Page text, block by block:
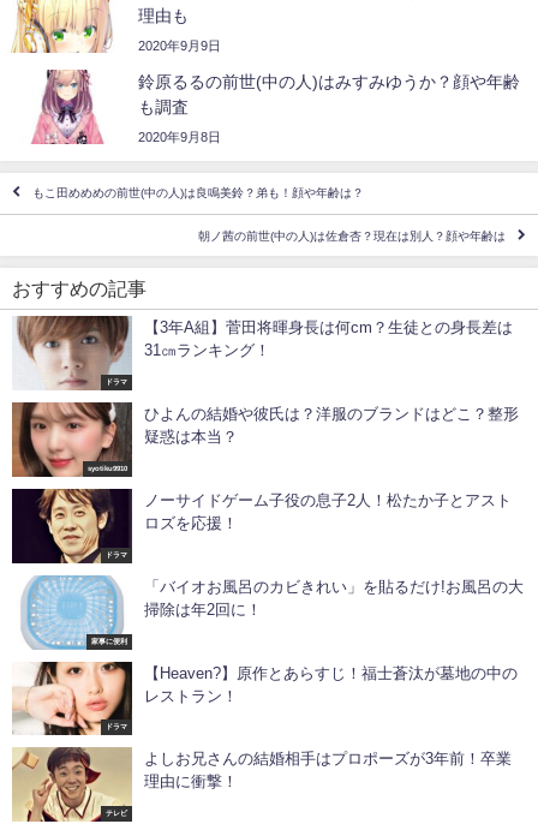
理由も
2020年9月9日
鈴原るるの前世(中の人)はみすみゆうか？顔や年齢
も調査
2020年9月8日
もこ田めめめの前世(中の人)は良鳴美鈴？弟も！顔や年齢は？
朝ノ茜の前世(中の人)は佐倉杏？現在は別人？顔や年齢は
おすすめの記事
ドラマ
【3年A組】菅田将暉身長は何cm？生徒との身長差は
31㎝ランキング！
syotiku9910
ひよんの結婚や彼氏は？洋服のブランドはどこ？整形
疑惑は本当？
ドラマ
ノーサイドゲーム子役の息子2人！松たか子とアスト
ロズを応援！
家事に便利
「バイオお風呂のカビきれい」を貼るだけ!お風呂の大
掃除は年2回に！
ドラマ
【Heaven?】原作とあらすじ！福士蒼汰が墓地の中の
レストラン！
テレビ
よしお兄さんの結婚相手はプロポーズが3年前！卒業
理由に衝撃！